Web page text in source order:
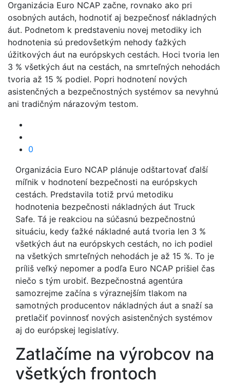
Organizácia Euro NCAP začne, rovnako ako pri
osobných autách, hodnotiť aj bezpečnosť nákladných
áut. Podnetom k predstaveniu novej metodiky ich
hodnotenia sú predovšetkým nehody ťažkých
úžitkových áut na európskych cestách. Hoci tvoria len
3 % všetkých áut na cestách, na smrteľných nehodách
tvoria až 15 % podiel. Popri hodnotení nových
asistenčných a bezpečnostných systémov sa nevyhnú
ani tradičným nárazovým testom.
0
Organizácia Euro NCAP plánuje odštartovať ďalší
míľnik v hodnotení bezpečnosti na európskych
cestách. Predstavila totiž prvú metodiku
hodnotenia bezpečnosti nákladných áut Truck
Safe. Tá je reakciou na súčasnú bezpečnostnú
situáciu, kedy ťažké nákladné autá tvoria len 3 %
všetkých áut na európskych cestách, no ich podiel
na všetkých smrteľných nehodách je až 15 %. To je
príliš veľký nepomer a podľa Euro NCAP prišiel čas
niečo s tým urobiť. Bezpečnostná agentúra
samozrejme začína s výraznejším tlakom na
samotných producentov nákladných áut a snaží sa
pretlačiť povinnosť nových asistenčných systémov
aj do európskej legislatívy.
Zatlačíme na výrobcov na
všetkých frontoch